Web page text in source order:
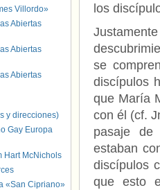
los
se
discípulos
que María
con él (cf.
pasaje de
estaban
discípulos
que esto
Villordo»
Abiertas
Abiertas
Abiertas
y direcciones)
Gay Europa
Hart McNichols
«San Cipriano»